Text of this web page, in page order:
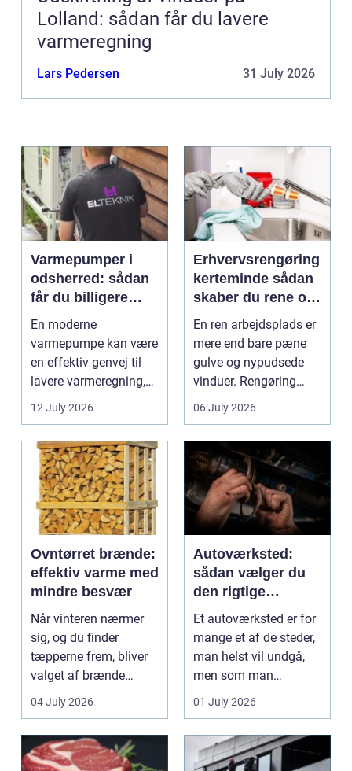
Lolland: sådan får du lavere
varmeregning
Lars Pedersen 31 July 2026
Varmepumper i
odsherred: sådan
får du billigere
varme og et bedre
En moderne
varmepumpe kan være
en effektiv genvej til
lavere varmeregning,
mindre CO2-udslip og
12 July 2026
Erhvervsrengøring
kerteminde sådan
skaber du rene og
trygge rammer på
arbejdspladsen
En ren arbejdsplads er
mere end bare pæne
gulve og nypudsede
vinduer. Rengøring
påvirker medarbejder...
06 July 2026
Ovntørret brænde:
effektiv varme med
mindre besvær
Når vinteren nærmer
sig, og du finder
tæpperne frem, bliver
valget af brænde
pludselig vigtigt.
Mang...
04 July 2026
Autoværksted:
sådan vælger du
den rigtige
mekaniker
Et autoværksted er for
mange et af de steder,
man helst vil undgå,
men som man
alligevel...
01 July 2026